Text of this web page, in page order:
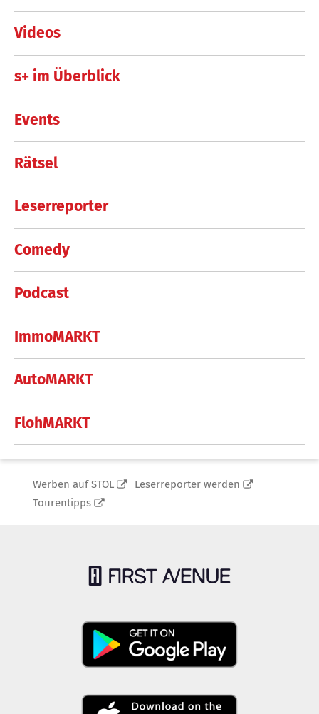
Videos
s+ im Überblick
Events
Rätsel
Leserreporter
Comedy
Podcast
ImmoMARKT
AutoMARKT
FlohMARKT
Werben auf STOL
Leserreporter werden
Tourentipps